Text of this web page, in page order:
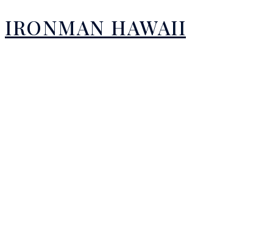
IRONMAN HAWAII